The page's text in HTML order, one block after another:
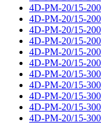
4D-PM-20/15-
4D-PM-20/15-
4D-PM-20/15-
4D-PM-20/15-
4D-PM-20/15-
4D-PM-20/15-
4D-PM-20/15-
4D-PM-20/15-
4D-PM-20/15-
4D-PM-20/15-
4D-PM-20/15-